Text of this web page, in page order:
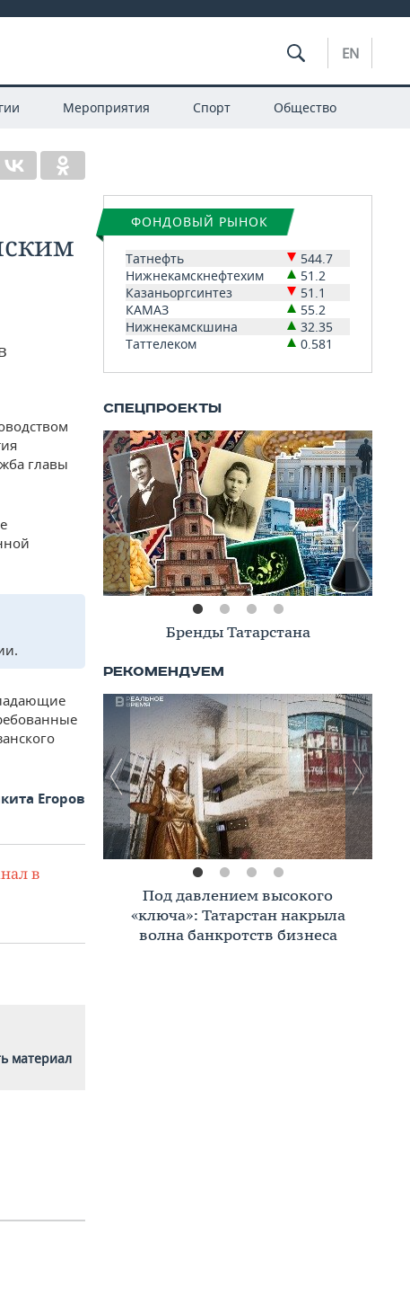
EN
Мероприятия Спорт Общество
главы
Егоров
в
материал
ФОНДОВЫЙ РЫНОК
Татнефть
544.7
Нижнекамскнефтехим
51.2
Казаньоргсинтез
51.1
КАМАЗ
55.2
Нижнекамскшина
32.35
Таттелеком
0.581
Книжная полка
Премиальное жилье в Казани:
тренды, критерии, покупатели в
2026 году